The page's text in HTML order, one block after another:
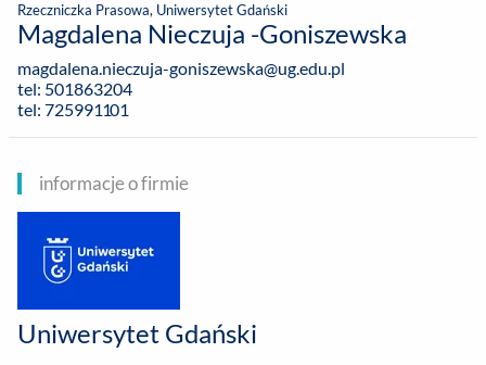
Rzeczniczka Prasowa, Uniwersytet Gdański
Magdalena Nieczuja -Goniszewska
magdalena.nieczuja-goniszewska@ug.edu.pl
tel: 501863204
tel: 725991101
informacje o firmie
Uniwersytet Gdański